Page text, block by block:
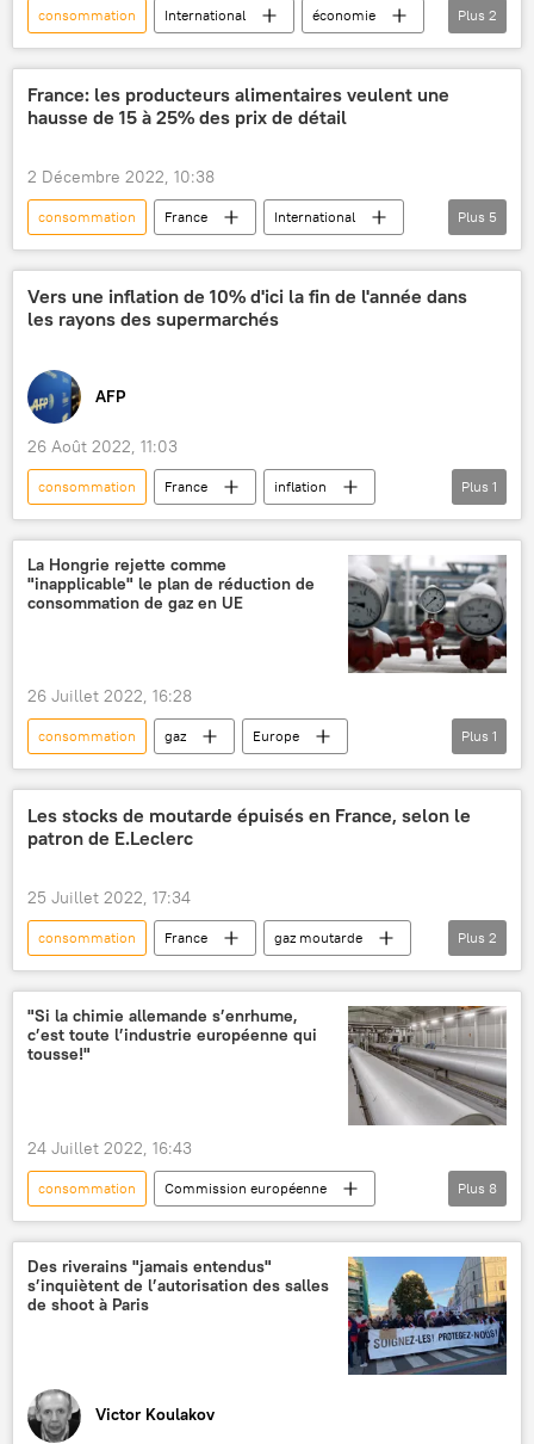
consommation International
économie
Agence internationale de l'énergie (AIE)
Plus 2
France: les producteurs alimentaires veulent une
hausse de 15 à 25% des prix de détail
2 Décembre 2022, 10:38
consommation France
International
inflation
prix
économie
produits alimentaires
Europe
Plus 5
Vers une inflation de 10% d'ici la fin de l'année dans
les rayons des supermarchés
AFP
26 Août 2022, 11:03
consommation France
inflation
supermarché
Plus 1
La Hongrie rejette comme
"inapplicable" le plan de réduction de
consommation de gaz en UE
26 Juillet 2022, 16:28
consommation gaz
Europe
Hongrie
Plus 1
Les stocks de moutarde épuisés en France, selon le
patron de E.Leclerc
25 Juillet 2022, 17:34
consommation France
gaz moutarde
supermarché
pénuries
Plus 2
"Si la chimie allemande s’enrhume,
c’est toute l’industrie européenne qui
tousse!"
24 Juillet 2022, 16:43
consommation
Commission européenne
Union européenne (UE)
France
Europe
industrie
Agnès Pannier-Runacher
économie
Plus 8
Des riverains "jamais entendus"
s’inquiètent de l’autorisation des salles
de shoot à Paris
Victor Koulakov